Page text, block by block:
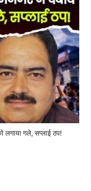
लगाया गले, सप्लाई ठप!